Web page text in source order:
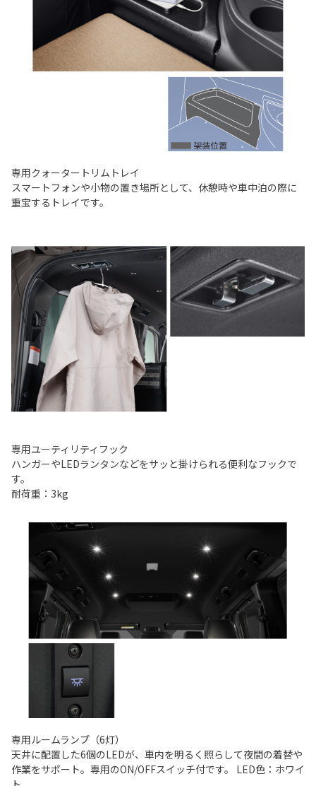
専用クォータートリムトレイ
スマートフォンや小物の置き場所として、休憩時や車中泊の際に
重宝するトレイです。
専用ユーティリティフック
ハンガーやLEDランタンなどをサッと掛けられる便利なフックで
す。
耐荷重：3kg
専用ルームランプ（6灯）
天井に配置した6個のLEDが、車内を明るく照らして夜間の着替や
作業をサポート。専用のON/OFFスイッチ付です。 LED色：ホワイ